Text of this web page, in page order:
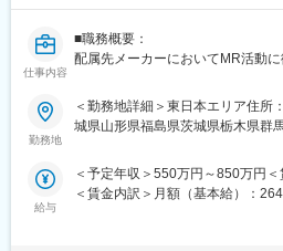
■福利厚生（転勤を伴う場合）：
＜社宅制度（法人契約）＞
・入居時の引越し費用：会社負担
員など）が活躍中
▽約3ヶ月の研修（医療知識・業
▽現場配属（4ヶ月目～）※マネー
へのキャリアアップ＆キャリアチ
仕事内容
■職務概要：
配属先メーカーにおいてMR活動に
■新薬プロジェクト95％超／常時
プロジェクトの数やバリエーショ
業規模、製品領域などのバランス
プロジェクトが稼働しています。
勤務地
＜勤務地詳細＞東日本エリア住所
城県山形県福島県茨城県栃木県群
全面禁煙
給与
＜予定年収＞550万円～850万円
＜賃金内訳＞月額（基本給）：